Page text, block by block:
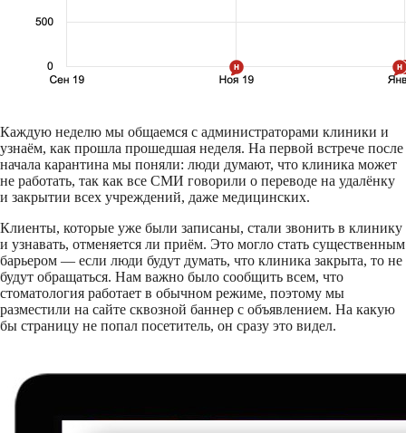
Каждую неделю мы общаемся с администраторами клиники и
узнаём, как прошла прошедшая неделя. На первой встрече после
начала карантина мы поняли: люди думают, что клиника может
не работать, так как все СМИ говорили о переводе на удалёнку
и закрытии всех учреждений, даже медицинских.
Клиенты, которые уже были записаны, стали звонить в клинику
и узнавать, отменяется ли приём. Это могло стать существенным
барьером — если люди будут думать, что клиника закрыта, то не
будут обращаться. Нам важно было сообщить всем, что
стоматология работает в обычном режиме, поэтому мы
разместили на сайте сквозной баннер с объявлением. На какую
бы страницу не попал посетитель, он сразу это видел.